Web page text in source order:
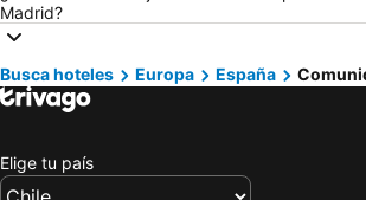
Hoteles en Isla de Pascua
Hoteles en Cerdeña
Hoteles en
Hoteles en Provincia de Osorno
Hoteles en
Hoteles en Región de Arica y Parinacota
Madrid?
Busca hoteles Europa España
Elige tu país